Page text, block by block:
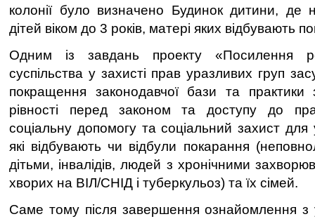
колонії було визначено Будинок дитини, де
дітей віком до 3 років, матері яких відбувають
Одним із завдань проекту «Посилення
суспільства у захисті прав уразливих груп
покращення законодавчої бази та практики
рівності перед законом та доступу до
соціальну допомогу та соціальний захист для
які відбувають чи відбули покарання
дітьми, інвалідів, людей з хронічними
хворих на ВІЛ/СНІД і туберкульоз) та їх сімей.
Саме тому після завершення ознайомлення з